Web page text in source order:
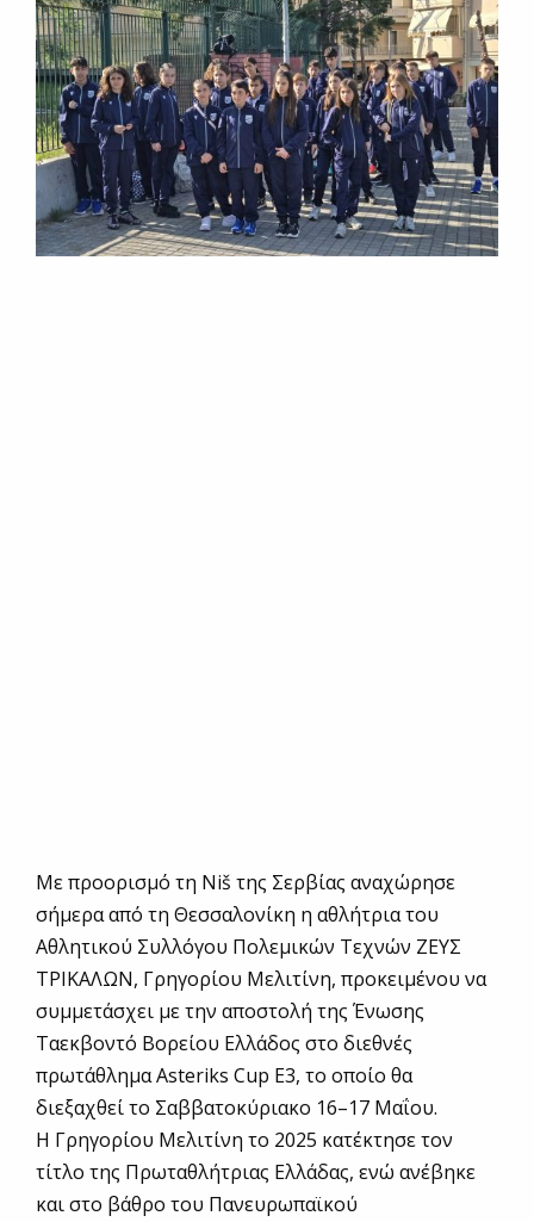
Με προορισμό τη Niš της Σερβίας αναχώρησε
σήμερα από τη Θεσσαλονίκη η αθλήτρια του
Αθλητικού Συλλόγου Πολεμικών Τεχνών ΖΕΥΣ
ΤΡΙΚΑΛΩΝ, Γρηγορίου Μελιτίνη, προκειμένου να
συμμετάσχει με την αποστολή της Ένωσης
Ταεκβοντό Βορείου Ελλάδος στο διεθνές
πρωτάθλημα Asteriks Cup E3, το οποίο θα
διεξαχθεί το Σαββατοκύριακο 16–17 Μαΐου.
Η Γρηγορίου Μελιτίνη το 2025 κατέκτησε τον
τίτλο της Πρωταθλήτριας Ελλάδας, ενώ ανέβηκε
και στο βάθρο του Πανευρωπαϊκού